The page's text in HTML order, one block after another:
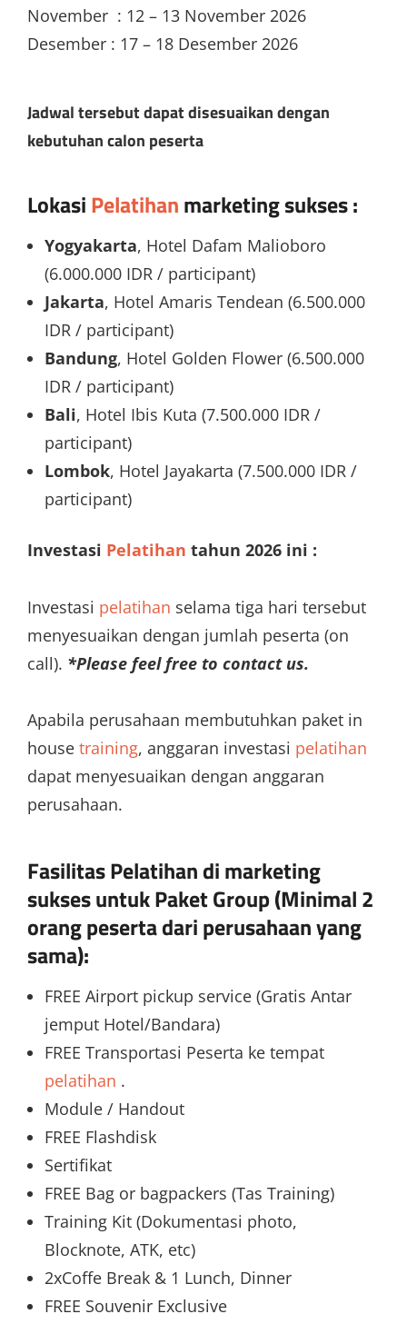
November : 12 – 13 November 2026
Desember : 17 – 18 Desember 2026
Jadwal tersebut dapat disesuaikan dengan
kebutuhan calon peserta
LokasiPelatihanmarketing sukses:
Yogyakarta, Hotel Dafam Malioboro
(6.000.000 IDR / participant)
Jakarta, Hotel Amaris Tendean (6.500.000
IDR / participant)
Bandung, Hotel Golden Flower (6.500.000
IDR / participant)
Bali, Hotel Ibis Kuta (7.500.000 IDR /
participant)
Lombok, Hotel Jayakarta (7.500.000 IDR /
participant)
Investasi Pelatihan tahun 2026 ini :
Investasi pelatihan selama tiga hari tersebut
menyesuaikan dengan jumlah peserta (on
call). *Please feel free to contact us.
Apabila perusahaan membutuhkan paket in
house training, anggaran investasi pelatihan
dapat menyesuaikan dengan anggaran
perusahaan.
Fasilitas Pelatihan dimarketing
suksesuntuk Paket Group (Minimal 2
orang peserta dari perusahaan yang
sama):
FREE Airport pickup service (Gratis Antar
jemput Hotel/Bandara)
FREE Transportasi Peserta ke tempat
pelatihan .
Module / Handout
FREE Flashdisk
Sertifikat
FREE Bag or bagpackers (Tas Training)
Training Kit (Dokumentasi photo,
Blocknote, ATK, etc)
2xCoffe Break & 1 Lunch, Dinner
FREE Souvenir Exclusive